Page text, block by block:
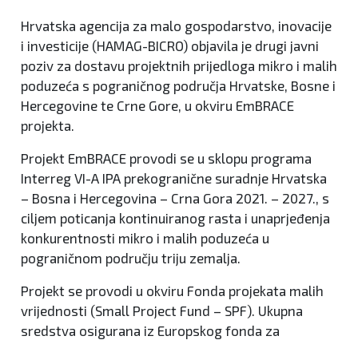
Hrvatska agencija za malo gospodarstvo, inovacije
i investicije (HAMAG-BICRO) objavila je drugi javni
poziv za dostavu projektnih prijedloga mikro i malih
poduzeća s pograničnog područja Hrvatske, Bosne i
Hercegovine te Crne Gore, u okviru EmBRACE
projekta.
Projekt EmBRACE provodi se u sklopu programa
Interreg VI-A IPA prekogranične suradnje Hrvatska
– Bosna i Hercegovina – Crna Gora 2021. – 2027., s
ciljem poticanja kontinuiranog rasta i unaprjeđenja
konkurentnosti mikro i malih poduzeća u
pograničnom području triju zemalja.
Projekt se provodi u okviru Fonda projekata malih
vrijednosti (Small Project Fund – SPF). Ukupna
sredstva osigurana iz Europskog fonda za